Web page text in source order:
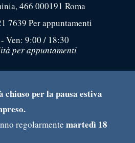
466 000191 Roma
7639 Per appuntamenti
Ven: 9:00 / 18:30
per appuntamenti
chiuso per la pausa estiva
regolarmente martedì 18